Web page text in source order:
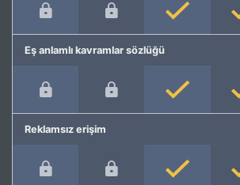
Eş anlamlı kavramlar sözlüğü
Reklamsız erişim